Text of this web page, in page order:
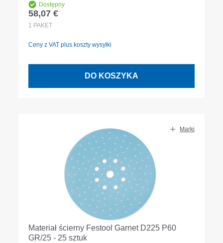
Dostępny
Cena regularna:
58,07 €
1 PAKET
Ceny z VAT plus koszty wysyłki
DO KOSZYKA
Marki
Materiał ścierny Festool Garnet D225 P60
GR/25 - 25 sztuk